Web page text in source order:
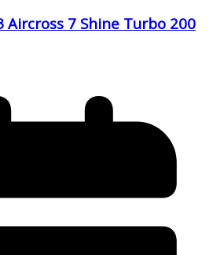
Aircross 7 Shine Turbo 200